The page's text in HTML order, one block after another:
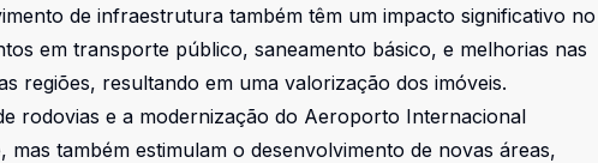
de infraestrutura também têm um impacto significativo no
em transporte público, saneamento básico, e melhorias nas
regiões, resultando em uma valorização dos imóveis.
rodovias e a modernização do Aeroporto Internacional
também estimulam o desenvolvimento de novas áreas,